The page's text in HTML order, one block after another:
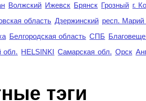
Волжский Ижевск Брянск Грозный г.
область Дзержинский респ.
Белгородская область СПБ
обл. HELSINKI Самарская обл. Орск
тэги